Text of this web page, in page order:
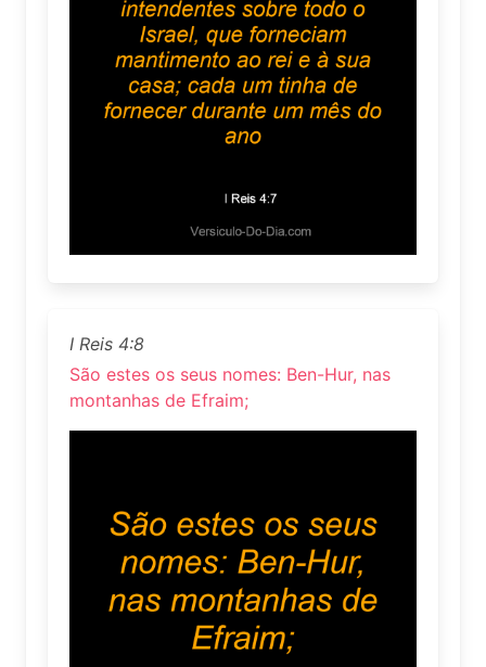
I Reis 4:8
São estes os seus nomes: Ben-Hur, nas
montanhas de Efraim;